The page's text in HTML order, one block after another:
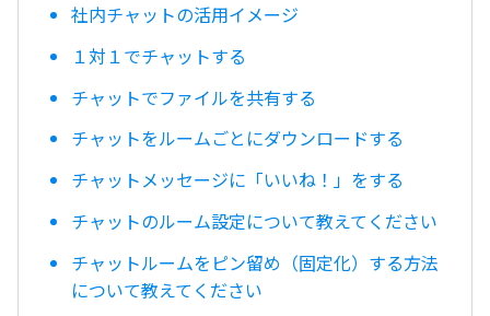
社内チャットの活用イメージ
１対１でチャットする
チャットでファイルを共有する
チャットをルームごとにダウンロードする
チャットメッセージに「いいね！」をする
チャットのルーム設定について教えてください
チャットルームをピン留め（固定化）する方法
について教えてください